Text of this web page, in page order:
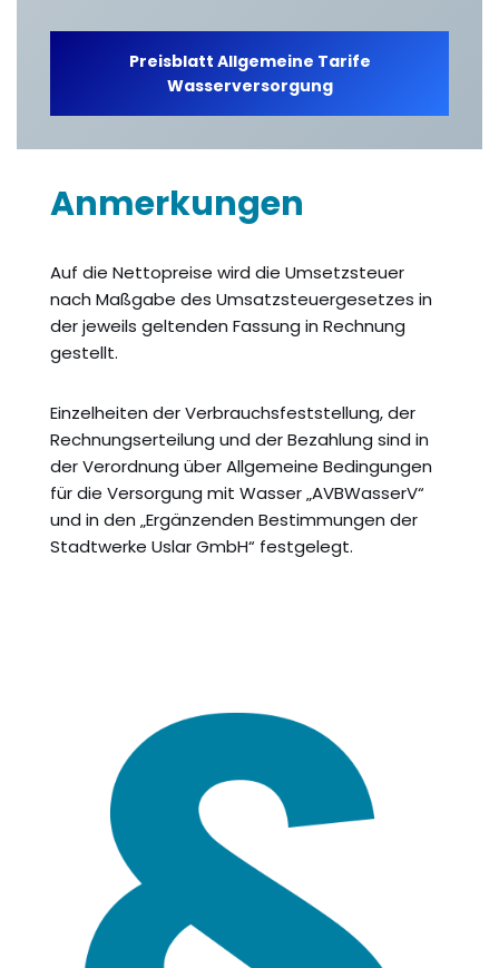
Preisblatt Allgemeine Tarife
Wasserversorgung
Anmerkungen
Auf die Nettopreise wird die Umsetzsteuer
nach Maßgabe des Umsatzsteuergesetzes in
der jeweils geltenden Fassung in Rechnung
gestellt.
Einzelheiten der Verbrauchsfeststellung, der
Rechnungserteilung und der Bezahlung sind in
der Verordnung über Allgemeine Bedingungen
für die Versorgung mit Wasser „AVBWasserV“
und in den „Ergänzenden Bestimmungen der
Stadtwerke Uslar GmbH“ festgelegt.